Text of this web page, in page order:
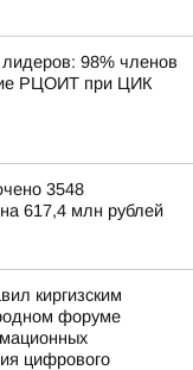
98% членов
РЦОИТ при ЦИК
3548
617,4 млн рублей
киргизским
форуме
цифрового